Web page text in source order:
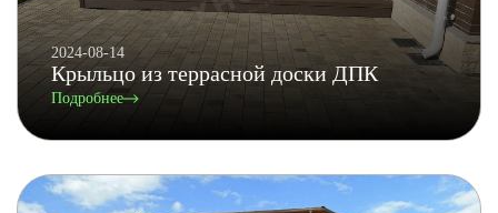
2024-08-14
Крыльцо из террасной доски ДПК
Подробнее